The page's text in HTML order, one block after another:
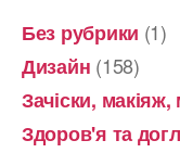
Без рубрики (1)
Дизайн (158)
Зачіски,
Здоров'я та